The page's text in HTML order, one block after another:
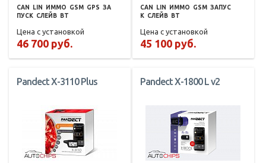
CAN LIN ИММО GSM GPS ЗА
ПУСК СЛЕЙВ BT
Цена с установкой
46 700 руб.
CAN LIN ИММО GSM ЗАПУС
К СЛЕЙВ BT
Цена с установкой
45 100 руб.
Pandect X-3110 Plus Pandect X-1800 L v2